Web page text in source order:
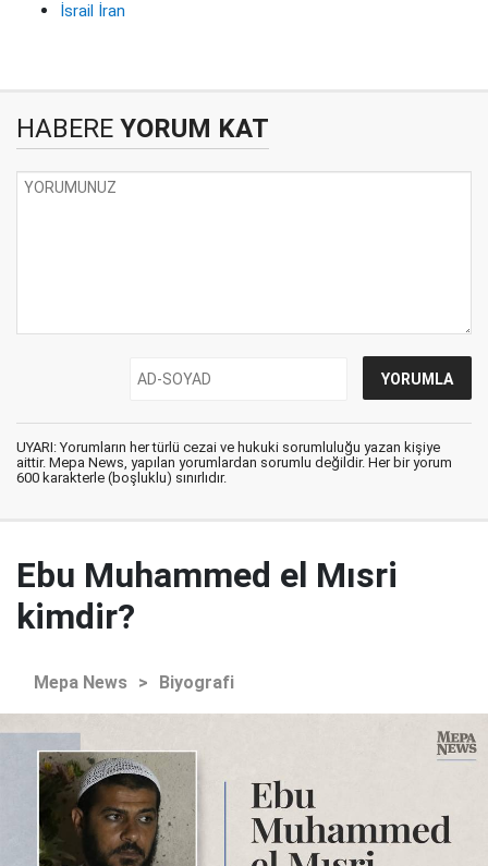
İsrail İran
HABERE YORUM KAT
UYARI: Yorumların her türlü cezai ve hukuki sorumluluğu yazan kişiye
aittir. Mepa News, yapılan yorumlardan sorumlu değildir. Her bir yorum
600 karakterle (boşluklu) sınırlıdır.
Ebu Muhammed el Mısri
kimdir?
Mepa News > Biyografi